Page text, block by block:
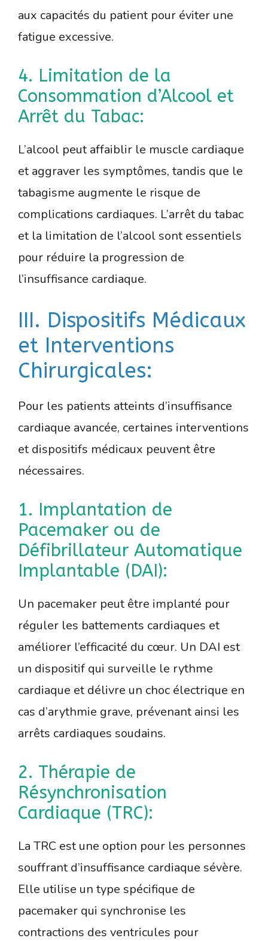
aux capacités du patient pour éviter une
fatigue excessive.
4. Limitation de la
Consommation d’Alcool et
Arrêt du Tabac:
L’alcool peut affaiblir le muscle cardiaque
et aggraver les symptômes, tandis que le
tabagisme augmente le risque de
complications cardiaques. L’arrêt du tabac
et la limitation de l’alcool sont essentiels
pour réduire la progression de
l’insuffisance cardiaque.
III. Dispositifs Médicaux
et Interventions
Chirurgicales:
Pour les patients atteints d’insuffisance
cardiaque avancée, certaines interventions
et dispositifs médicaux peuvent être
nécessaires.
1. Implantation de
Pacemaker ou de
Défibrillateur Automatique
Implantable (DAI):
Un pacemaker peut être implanté pour
réguler les battements cardiaques et
améliorer l’efficacité du cœur. Un DAI est
un dispositif qui surveille le rythme
cardiaque et délivre un choc électrique en
cas d’arythmie grave, prévenant ainsi les
arrêts cardiaques soudains.
2. Thérapie de
Résynchronisation
Cardiaque (TRC):
La TRC est une option pour les personnes
souffrant d’insuffisance cardiaque sévère.
Elle utilise un type spécifique de
pacemaker qui synchronise les
contractions des ventricules pour